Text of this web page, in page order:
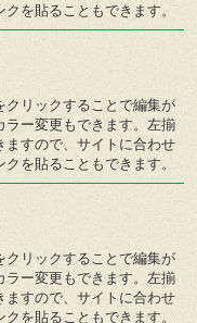
を貼ることもできます。
クリックすることで編集が
ラー変更もできます。左揃
ますので、サイトに合わせ
を貼ることもできます。
クリックすることで編集が
ラー変更もできます。左揃
ますので、サイトに合わせ
を貼ることもできます。